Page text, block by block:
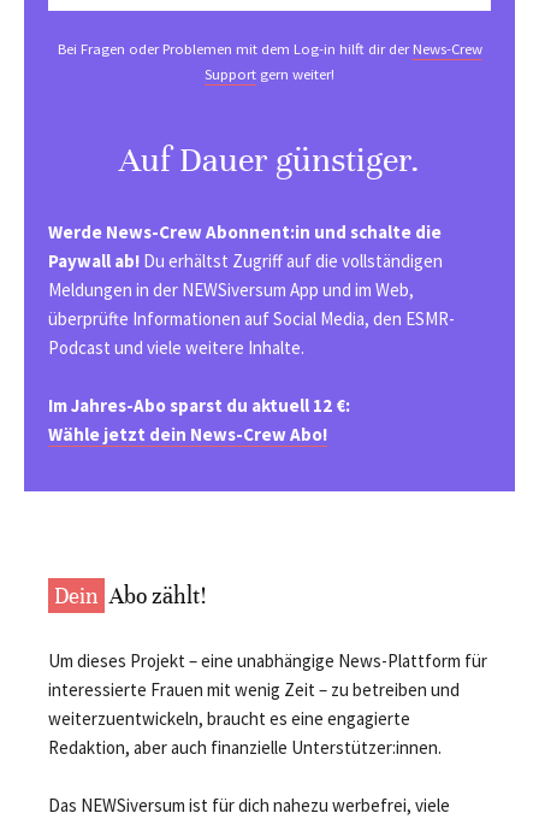
Bei Fragen oder Problemen mit dem Log-in hilft dir derNews-Crew
Support gern weiter!
Auf Dauer günstiger.
Werde News-Crew Abonnent:in und schalte die
Paywall ab! Du erhältst Zugriff auf die vollständigen
Meldungen in der NEWSiversum App und im Web,
überprüfte Informationen auf Social Media, den ESMR-
Podcast und viele weitere Inhalte.
Im Jahres-Abo sparst du aktuell 12 €:
Wähle jetzt dein News-Crew Abo!
Dein Abo zählt!
Um dieses Projekt – eine unabhängige News-Plattform für
interessierte Frauen mit wenig Zeit – zu betreiben und
weiterzuentwickeln, braucht es eine engagierte
Redaktion, aber auch finanzielle Unterstützer:innen.
Das NEWSiversum ist für dich nahezu werbefrei, viele